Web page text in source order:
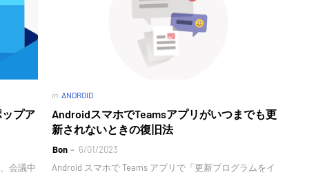
プア
会議中
in ANDROID
AndroidスマホでTeamsアプリがいつまでも更
新されないときの復旧法
Bon
6/01/2023
Android スマホで Teams アプリで「更新プログラムをイ